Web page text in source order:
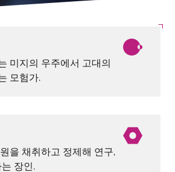
미지의 우주에서 고대의
모험가.
을 채취하고 정제해 연구,
장인.